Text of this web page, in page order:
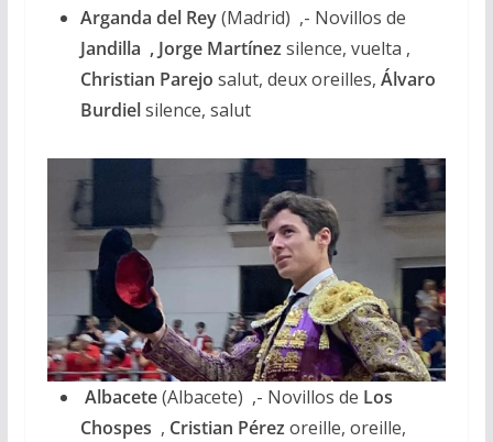
Arganda del Rey(Madrid) ,- Novillos de
Jandilla , Jorge Martínez silence, vuelta ,
Christian Parejo salut, deux oreilles, Álvaro
Burdielsilence, salut
Albacete(Albacete) ,- Novillos de Los
Chospes , Cristian Pérez oreille, oreille,